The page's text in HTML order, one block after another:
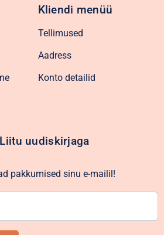
Kliendi menüü
Tellimused
Aadress
Konto detailid
Liitu uudiskirjaga
pakkumised sinu e-mailil!